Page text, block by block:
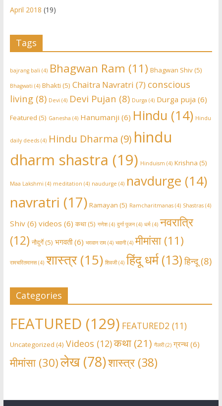
April 2018 (19)
Tags
bajrang bali (4) Bhagwan Ram (11) Bhagwan Shiv(5)
Bhagwati (4) Bhakti (5) Chaitra Navratri (7) conscious
living(8) Devi (4) Devi Pujan (8) Durga (4) Durga puja (6)
Featured (5) Ganesha (4) Hanumanji (6) Hindu (14) Hindu
daily deeds(4) Hindu Dharma (9) hindu
dharm shastra (19) Hinduism (4) Krishna (5)
Maa Lakshmi (4) meditation (4) naudurge (4) navdurge (14)
navratri (17) Ramayan (5) Ramcharitmanas(4) Shastras(4)
Shiv(6) videos (6) कथा(5) गणेश(4) दुर्गा पूजन(4) धर्म(4) नवरात्रि
(12) नौदुर्गे(5) भगवती(6) भग़वान राम(4) भवानी(4) मीमांसा(11)
रामचरितमानस(4) शास्त्र(15) शिवजी(4) हिंदू धर्म(13)हिन्दू(8)
Categories
FEATURED (129) FEATURED2(11)
Uncategorized (4) Videos (12)कथा(21) गैलरी(2) ग्रन्थ(6)
मीमांसा(30)लेख(78)शास्त्र(38)